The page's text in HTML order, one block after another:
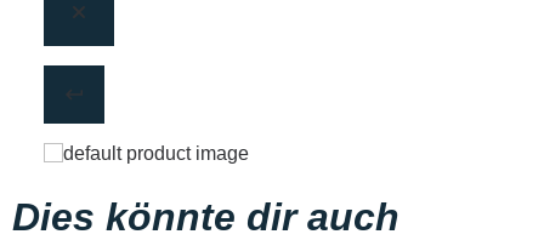
Dies könnte dir auch